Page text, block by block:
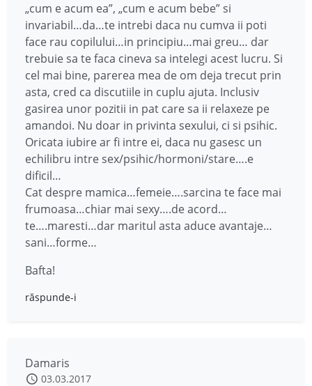
„cum e acum ea”, „cum e acum bebe” si
invariabil…da…te intrebi daca nu cumva ii poti
face rau copilului…in principiu…mai greu… dar
trebuie sa te faca cineva sa intelegi acest lucru. Si
cel mai bine, parerea mea de om deja trecut prin
asta, cred ca discutiile in cuplu ajuta. Inclusiv
gasirea unor pozitii in pat care sa ii relaxeze pe
amandoi. Nu doar in privinta sexului, ci si psihic.
Oricata iubire ar fi intre ei, daca nu gasesc un
echilibru intre sex/psihic/hormoni/stare….e
dificil…
Cat despre mamica…femeie….sarcina te face mai
frumoasa…chiar mai sexy….de acord…
te….maresti…dar maritul asta aduce avantaje…
sani…forme…
Bafta!
răspunde-i
Damaris
03.03.2017